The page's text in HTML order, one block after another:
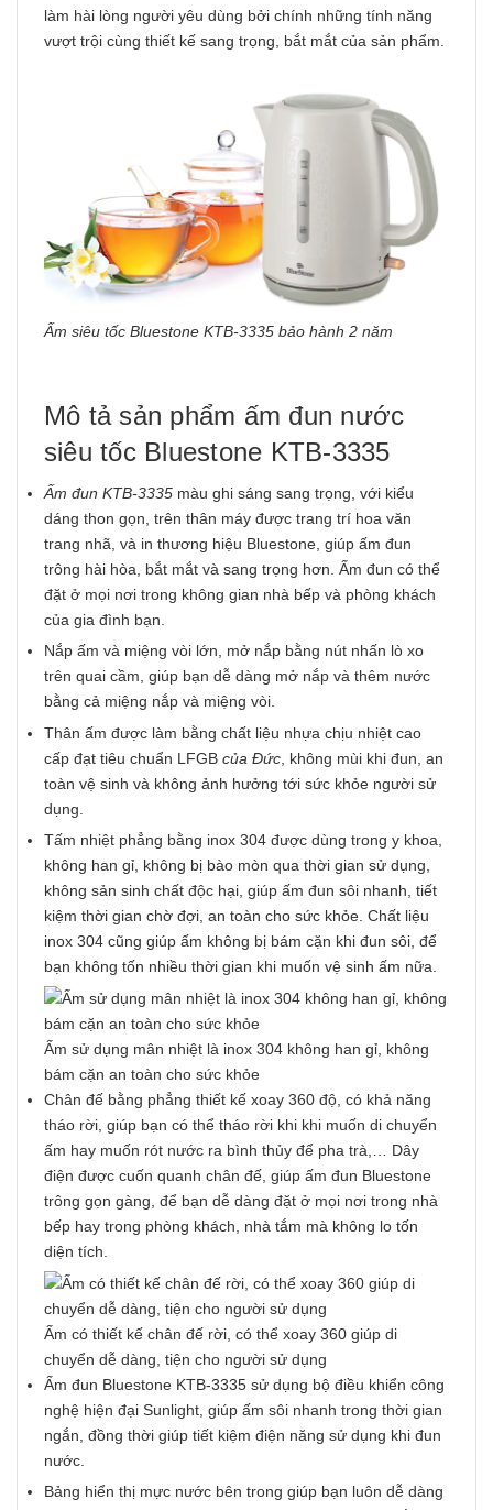
làm hài lòng người yêu dùng bởi chính những tính năng
vượt trội cùng thiết kế sang trọng, bắt mắt của sản phẩm.
Ấm siêu tốc Bluestone KTB-3335 bảo hành 2 năm
Mô tả sản phẩm ấm đun nước
siêu tốc Bluestone KTB-3335
Ấm đun KTB-3335 màu ghi sáng sang trọng, với kiểu
dáng thon gọn, trên thân máy được trang trí hoa văn
trang nhã, và in thương hiệu Bluestone, giúp ấm đun
trông hài hòa, bắt mắt và sang trọng hơn. Ấm đun có thể
đặt ở mọi nơi trong không gian nhà bếp và phòng khách
của gia đình bạn.
Nắp ấm và miệng vòi lớn, mở nắp bằng nút nhấn lò xo
trên quai cầm, giúp bạn dễ dàng mở nắp và thêm nước
bằng cả miệng nắp và miệng vòi.
Thân ấm được làm bằng chất liệu nhựa chịu nhiệt cao
cấp đạt tiêu chuẩn LFGB của Đức , không mùi khi đun, an
toàn vệ sinh và không ảnh hưởng tới sức khỏe người sử
dụng.
Tấm nhiệt phẳng bằng inox 304 được dùng trong y khoa,
không han gỉ, không bị bào mòn qua thời gian sử dụng,
không sản sinh chất độc hại, giúp ấm đun sôi nhanh, tiết
kiệm thời gian chờ đợi, an toàn cho sức khỏe. Chất liệu
inox 304 cũng giúp ấm không bị bám cặn khi đun sôi, để
bạn không tốn nhiều thời gian khi muốn vệ sinh ấm nữa.
Ấm sử dụng mân nhiệt là inox 304 không han gỉ, không
bám cặn an toàn cho sức khỏe
Chân đế bằng phẳng thiết kế xoay 360 độ, có khả năng
tháo rời, giúp bạn có thể tháo rời khi khi muốn di chuyển
ấm hay muốn rót nước ra bình thủy để pha trà,… Dây
điện được cuốn quanh chân đế, giúp ấm đun Bluestone
trông gọn gàng, để bạn dễ dàng đặt ở mọi nơi trong nhà
bếp hay trong phòng khách, nhà tắm mà không lo tốn
diện tích.
Ấm có thiết kế chân đế rời, có thể xoay 360 giúp di
chuyển dễ dàng, tiện cho người sử dụng
Ấm đun Bluestone KTB-3335 sử dụng bộ điều khiển công
nghệ hiện đại Sunlight, giúp ấm sôi nhanh trong thời gian
ngắn, đồng thời giúp tiết kiệm điện năng sử dụng khi đun
nước.
Bảng hiển thị mực nước bên trong giúp bạn luôn dễ dàng